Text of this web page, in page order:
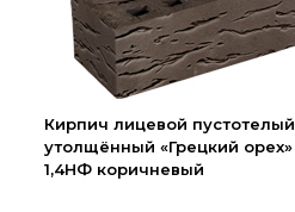
Кирпич лицевой пустотелый
утолщённый «Грецкий орех»
1,4НФ коричневый